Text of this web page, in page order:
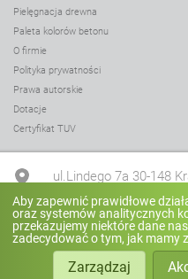
Pielęgnacja drewna
Paleta kolorów betonu
O firmie
Polityka prywatności
Prawa autorskie
Dotacje
Certyfikat TUV
ul.Lindego 7a 30-148
+48 12 636 90 27
biuro@zano.pl
Aby zapewnić prawidłowe
oraz systemów analitycznych
przekazujemy niektóre dane
zadecydować o tym, jak mamy
Zarządzaj